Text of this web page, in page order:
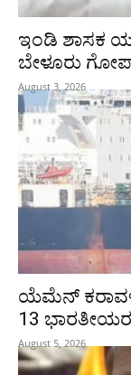
ಇಂಡಿ ಶಾಸಕ
ಬೇಳೂರು
August 3, 2026
ಯೆಮೆನ್‌
13 ಭಾರತೀಯರ
August 5, 2026